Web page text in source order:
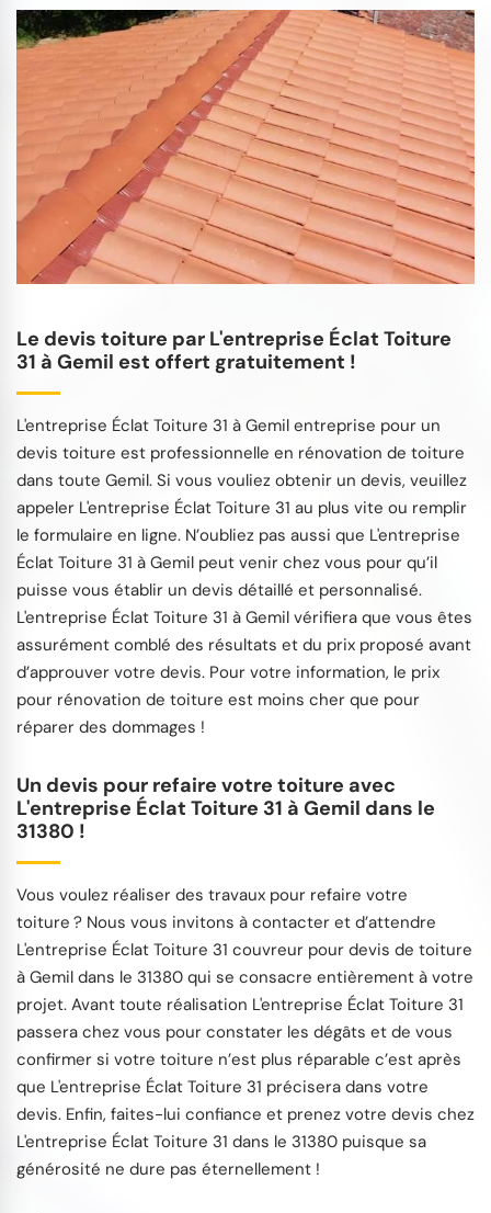
Le devis toiture par L'entreprise Éclat Toiture
31 à Gemil est offert gratuitement !
L'entreprise Éclat Toiture 31 à Gemil entreprise pour un
devis toiture est professionnelle en rénovation de toiture
dans toute Gemil. Si vous vouliez obtenir un devis, veuillez
appeler L'entreprise Éclat Toiture 31 au plus vite ou remplir
le formulaire en ligne. N’oubliez pas aussi que L'entreprise
Éclat Toiture 31 à Gemil peut venir chez vous pour qu’il
puisse vous établir un devis détaillé et personnalisé.
L'entreprise Éclat Toiture 31 à Gemil vérifiera que vous êtes
assurément comblé des résultats et du prix proposé avant
d’approuver votre devis. Pour votre information, le prix
pour rénovation de toiture est moins cher que pour
réparer des dommages !
Un devis pour refaire votre toiture avec
L'entreprise Éclat Toiture 31 à Gemil dans le
31380 !
Vous voulez réaliser des travaux pour refaire votre
toiture ? Nous vous invitons à contacter et d’attendre
L'entreprise Éclat Toiture 31 couvreur pour devis de toiture
à Gemil dans le 31380 qui se consacre entièrement à votre
projet. Avant toute réalisation L'entreprise Éclat Toiture 31
passera chez vous pour constater les dégâts et de vous
confirmer si votre toiture n’est plus réparable c’est après
que L'entreprise Éclat Toiture 31 précisera dans votre
devis. Enfin, faites-lui confiance et prenez votre devis chez
L'entreprise Éclat Toiture 31 dans le 31380 puisque sa
générosité ne dure pas éternellement !